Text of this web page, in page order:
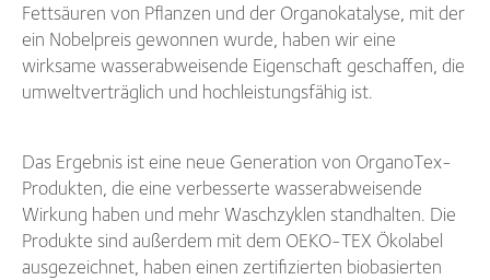
Fettsäuren von Pflanzen und der Organokatalyse, mit der
ein Nobelpreis gewonnen wurde, haben wir eine
wirksame wasserabweisende Eigenschaft geschaffen, die
umweltverträglich und hochleistungsfähig ist.
Das Ergebnis ist eine neue Generation von OrganoTex-
Produkten, die eine verbesserte wasserabweisende
Wirkung haben und mehr Waschzyklen standhalten. Die
Produkte sind außerdem mit dem OEKO-TEX Ökolabel
ausgezeichnet, haben einen zertifizierten biobasierten